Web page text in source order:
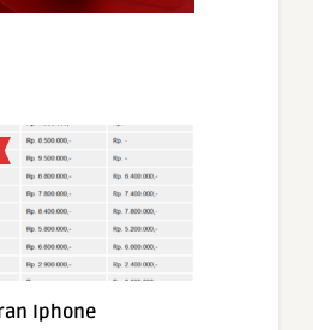
Iphone